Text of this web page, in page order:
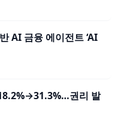
AI 금융 에이전트 ‘AI
권리 발